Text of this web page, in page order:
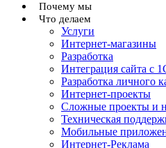
Почему мы
Что делаем
Услуги
Интернет-магазины
Разработка
Интеграция сайта с
Разработка личного
Интернет-проекты
Сложные проекты и
Teхническая
Мобильные
Интернет-Реклама